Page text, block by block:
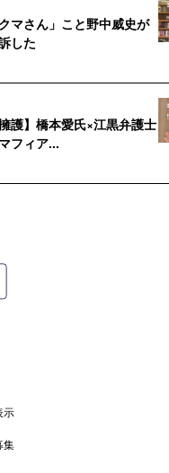
マさん」こと野中威史が
した
護】橋本愛氏×江黒弁護士
フィア...
郁子氏の犯行関与を示
インタビュー――藤沢モ
実と実戦...
示
集